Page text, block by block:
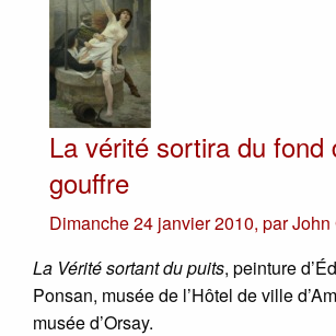
La vérité sortira du fond
gouffre
Dimanche 24 janvier 2010, parJohn
La Vérité sortant du puits, peinture
Ponsan, musée de l’Hôtel de ville
musée d’Orsay.